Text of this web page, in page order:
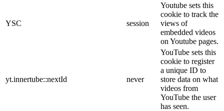
YSC session
Youtube sets this
cookie to track the
views of
embedded videos
on Youtube pages.
yt.innertube::nextId never
YouTube sets this
cookie to register
a unique ID to
store data on what
videos from
YouTube the user
has seen.